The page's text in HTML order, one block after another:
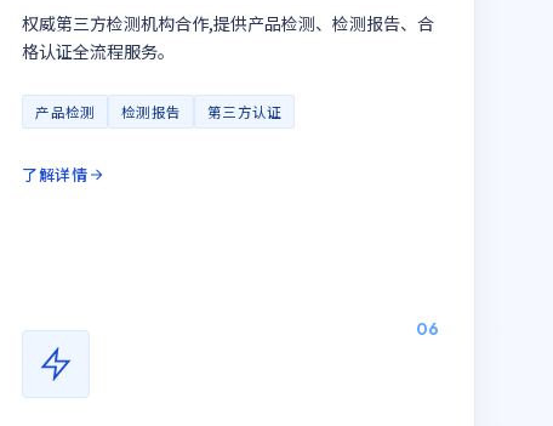
权威第三方检测机构合作,提供产品检测、检测报告、合
格认证全流程服务。
产品检测 检测报告 第三方认证
了解详情
06